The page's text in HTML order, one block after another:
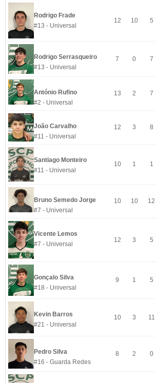
Rodrigo Frade
#13 - Universal
12 10 5
Rodrigo Serrasqueiro
#13 - Universal
7 0 7
António Rufino
#2 - Universal
13 2 7
João Carvalho
#11 - Universal
12 3 8
Santiago Monteiro
#11 - Universal
10 1 1
Bruno Semedo Jorge
#7 - Universal
10 10 12
Vicente Lemos
#7 - Universal
12 3 5
Gonçalo Silva
#18 - Universal
9 1 5
Kevin Barros
#21 - Universal
10 3 11
Pedro Silva
#16 - Guarda Redes
8 2 0